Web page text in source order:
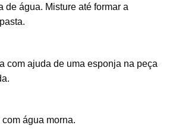
de água. Misture até formar a
com ajuda de uma esponja na peça
água morna.